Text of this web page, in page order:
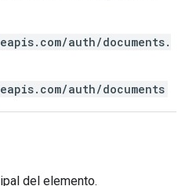
auth/documents.
auth/documents
del elemento.